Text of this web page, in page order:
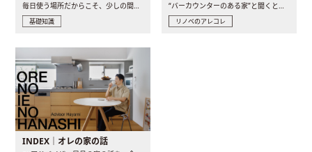
毎日使う場所だからこそ、少しの間取りの工夫や素材の選び方で..
基礎知識
“バーカウンターのある家”と聞くと、少し特別な、大人のための..
リノベのアレコレ
INDEX｜オレの家の話